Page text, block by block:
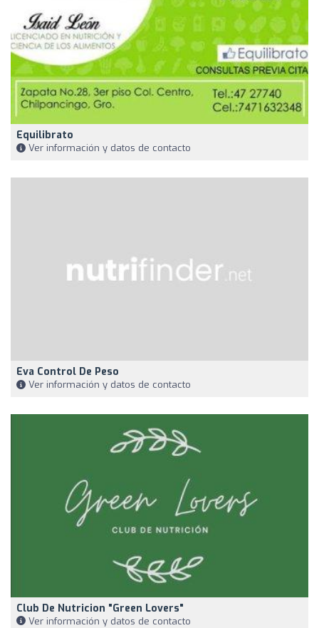
Equilibrato
Ver información y datos de contacto
Eva Control De Peso
Ver información y datos de contacto
Club De Nutricion "Green Lovers"
Ver información y datos de contacto